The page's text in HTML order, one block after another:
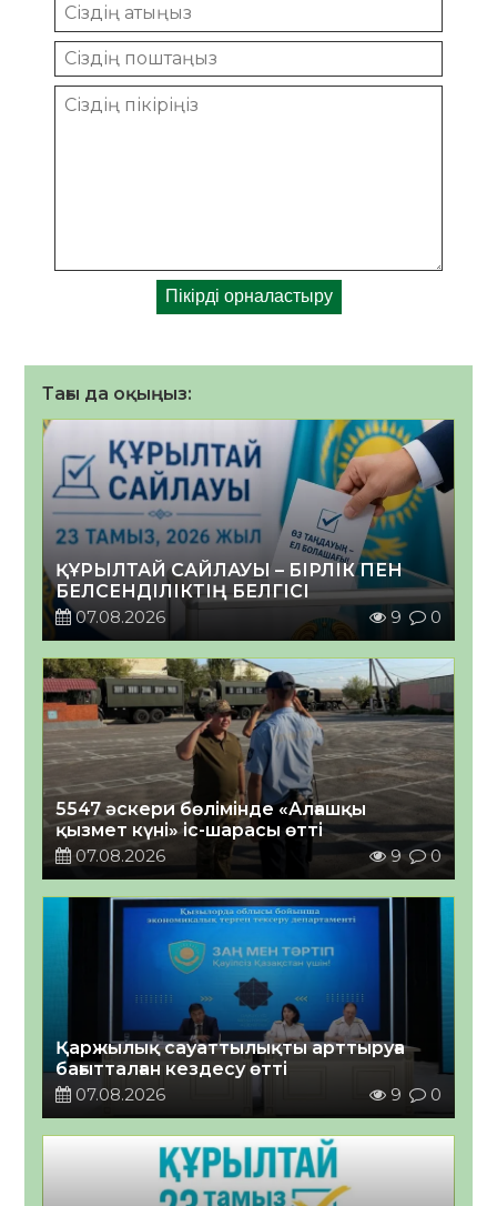
Тағы да оқыңыз:
ҚҰРЫЛТАЙ САЙЛАУЫ – БІРЛІК ПЕН
БЕЛСЕНДІЛІКТІҢ БЕЛГІСІ
07.08.2026
9 0
5547 әскери бөлімінде «Алғашқы
қызмет күні» іс-шарасы өтті
07.08.2026
9 0
Қаржылық сауаттылықты арттыруға
бағытталған кездесу өтті
07.08.2026
9 0